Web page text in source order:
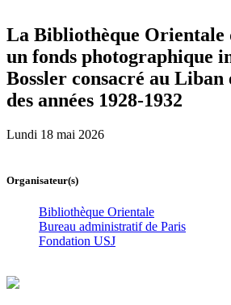
La Bibliothèque Orientale
un fonds photographique
Bossler consacré au Liban
des années 1928-1932
Lundi 18 mai 2026
Organisateur(s)
Bibliothèque Orientale
Bureau administratif de Paris
Fondation USJ